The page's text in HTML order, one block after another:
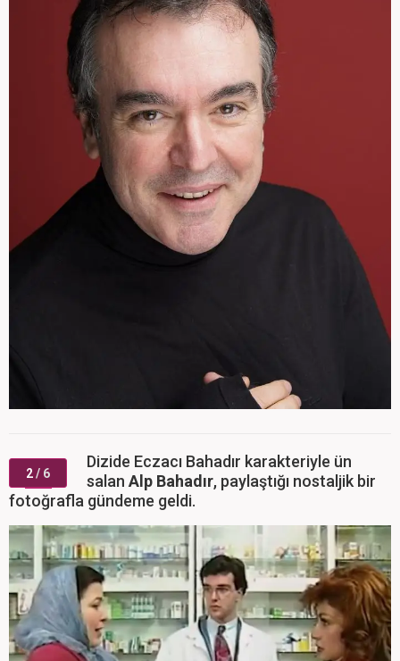
2/ 6
Dizide Eczacı Bahadır karakteriyle ün
salan Alp Bahadır, paylaştığı nostaljik bir
fotoğrafla gündeme geldi.